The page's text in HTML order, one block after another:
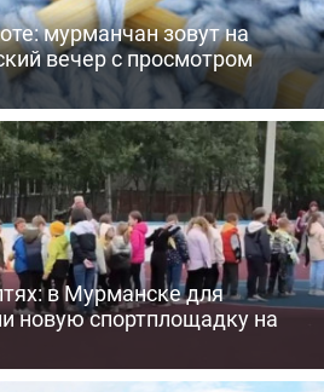
мурманчан зовут на
вечер с просмотром
в Мурманске для
новую спортплощадку на